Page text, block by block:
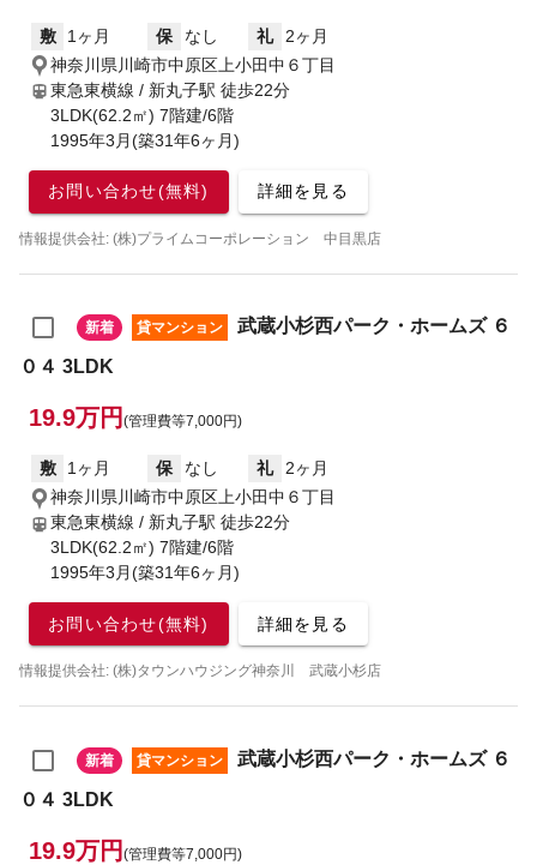
敷 1ヶ月 保 なし 礼
2ヶ月
神奈川県川崎市中原区上小田中６丁目
東急東横線 / 新丸子駅 徒歩22分
3LDK(62.2㎡) 7階建/6階
1995年3月(築31年6ヶ月)
お問い合わせ(無料) 詳細を見る
情報提供会社: (株)プライムコーポレーション 中目黒店
新着 貸マンション
武蔵小杉西パーク・ホームズ ６
０４ 3LDK
19.9万円 (管理費等7,000円)
敷 1ヶ月 保 なし 礼
2ヶ月
神奈川県川崎市中原区上小田中６丁目
東急東横線 / 新丸子駅 徒歩22分
3LDK(62.2㎡) 7階建/6階
1995年3月(築31年6ヶ月)
お問い合わせ(無料) 詳細を見る
情報提供会社: (株)タウンハウジング神奈川 武蔵小杉店
新着 貸マンション
武蔵小杉西パーク・ホームズ ６
０４ 3LDK
19.9万円 (管理費等7,000円)